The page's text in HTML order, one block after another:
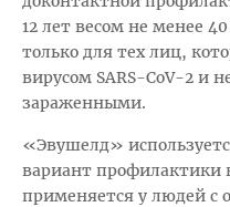
12 лет весом не менее
только для тех лиц,
вирусом SARS-CoV-2 и
зараженными.
«Эвушелд»
вариант профилактики
применяется у людей с